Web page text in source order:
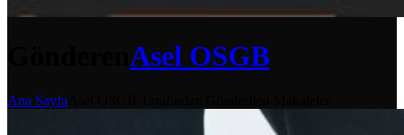
Asel OSGB
Ana Sayfa